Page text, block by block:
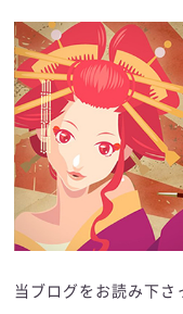
当ブログをお読み下さ